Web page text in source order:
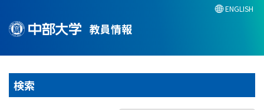
教員情報
ENGLISH
検索